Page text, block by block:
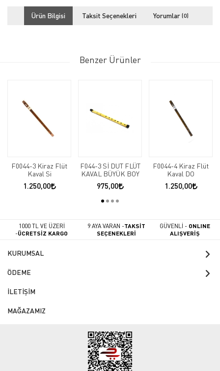
Ürün Bilgisi Taksit Seçenekleri Yorumlar (0)
Benzer Ürünler
F0044-3 Kiraz Flüt
Kaval Si
1.250,00
F044-3 Sİ DUT FLÜT
KAVAL BÜYÜK BOY
975,00
F0044-4 Kiraz Flüt
Kaval DO
1.250,00
1000 TL VE ÜZERİ
-ÜCRETSİZ KARGO
9 AYA VARAN -TAKSİT
SEÇENEKLERİ
GÜVENLİ - ONLINE
ALIŞVERİŞ
KURUMSAL
ÖDEME
İLETİŞİM
MAĞAZAMIZ